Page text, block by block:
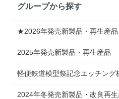
グループから探す
★2026年発売新製品・再生産品
2025年発売新製品・再生産品
軽便鉄道模型祭記念エッチン
2024年冬発売新製品・改良再